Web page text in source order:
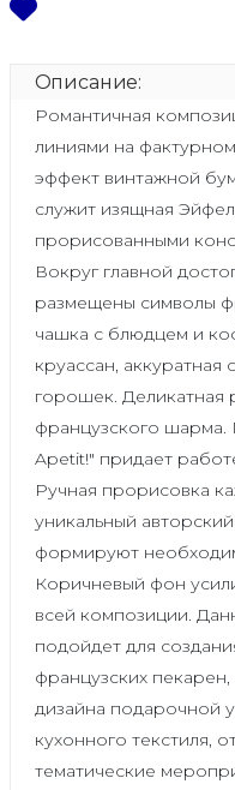
Описание:
Романтичная
линиями на
эффект винтажной
служит изящная
прорисованными
Вокруг главной
размещены символы
чашка с блюдцем и
круассан, аккуратная
горошек. Деликатная
французского шарма.
Apetit!" придает
Ручная прорисовка
уникальный
формируют
Коричневый фон
всей композиции.
подойдет для
французских
дизайна подарочной
кухонного текстиля,
тематические